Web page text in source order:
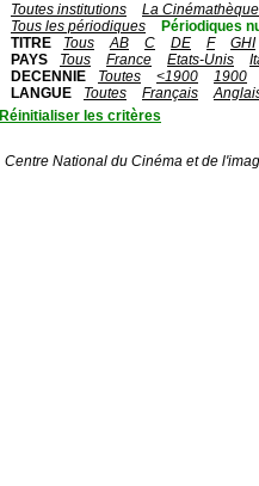
Toutes institutions
La
Tous les périodiques
Périodiques
TITRE
Tous AB C DE F
GHI
PAYS
Tous France Etats-Unis
DECENNIE
Toutes <1900
1900
LANGUE
Toutes Français
Réinitialiser les critères
Centre National du Cinéma et de